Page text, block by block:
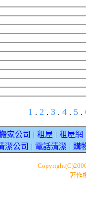
1 . 2 . 3 . 4 . 5 .
家公司 租屋 租屋網
潔公司 電話清潔 購
著作